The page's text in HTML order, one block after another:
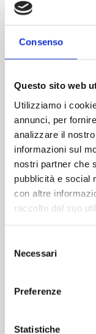
Consenso
Questo sito web
Utilizziamo i
annunci, per
analizzare il
informazioni sul
nostri partner che
pubblicità e social
con altre
raccolto dal suo
delNecessari
Preferenze
Statistiche
verpackte
einer
steril sein).
Strahlung (z.
Die
Alternativen
Verfahren
kann und
hinaus ist
weitaus
Um dies
Indikatoren
und eine
Bei der